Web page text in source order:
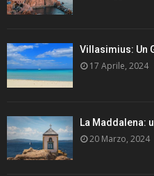
Villasimius: Un
17 Aprile, 2024
La Maddalena:
20 Marzo, 2024